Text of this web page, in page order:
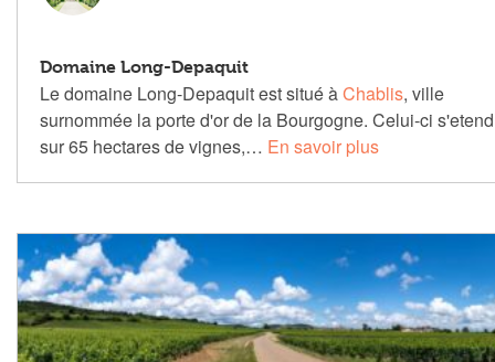
Domaine Long-Depaquit
Le domaine Long-Depaquit est situé àChablis, ville
surnommée la porte d'or de la Bourgogne. Celui-ci s'etend
sur 65 hectares de vignes,… En savoir plus